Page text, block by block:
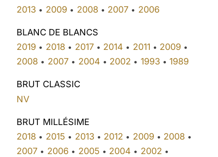
2013 • 2009 • 2008 • 2007 • 2006
BLANC DE BLANCS
2019 • 2018 • 2017• 2014 • 2011 • 2009 •
2008 • 2007• 2004 • 2002 • 1993 • 1989
BRUT CLASSIC
NV
BRUT MILLÉSIME
2018 • 2015 • 2013 • 2012 • 2009 • 2008 •
2007 • 2006 • 2005 • 2004 • 2002 •